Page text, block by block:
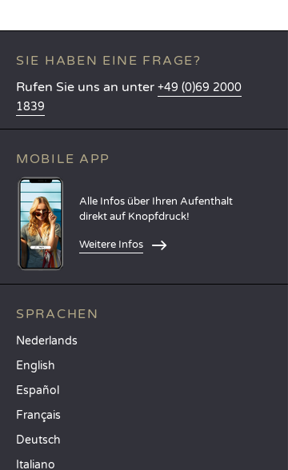
SIE HABEN EINE FRAGE?
Rufen Sie uns an unter +49 (0)69 2000
1839
MOBILE APP
Alle Infos über Ihren Aufenthalt
direkt auf Knopfdruck!
Weitere Infos
SPRACHEN
Nederlands
English
Español
Français
Deutsch
Italiano